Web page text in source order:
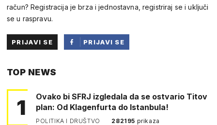
račun? Registracija je brza i jednostavna, registriraj se i uključi
se u raspravu.
PRIJAVI SE
PRIJAVI SE
TOP NEWS
1
Ovako bi SFRJ izgledala da se ostvario Titov
plan: Od Klagenfurta do Istanbula!
POLITIKA I DRUŠTVO 282195 prikaza